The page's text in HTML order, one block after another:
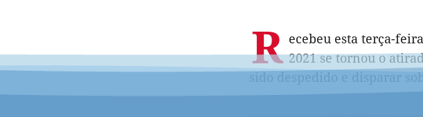
R ecebeu esta terça-
2021 se tornou o
sido despedido e disparar